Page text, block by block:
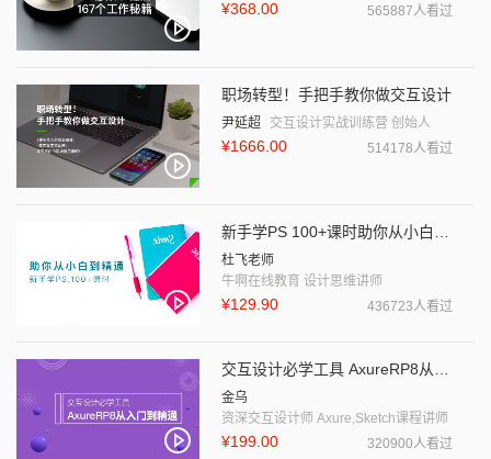
¥368.00 565887人看过
职场转型！手把手教你做交互设计
尹延超 交互设计实战训练营 创始人
¥1666.00 514178人看过
杜飞老师
牛啊在线教育 设计思维讲师
¥129.90 436723人看过
金乌
资深交互设计师 Axure,Sketch课程讲师
¥199.00 320900人看过